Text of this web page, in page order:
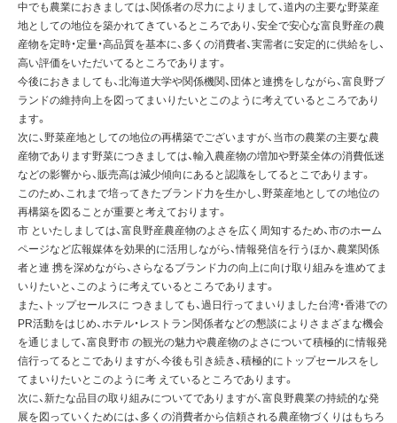
中でも農業におきましては、関係者の尽力によりまして、道内の主要な野菜産
地としての地位を築かれてきているところであり、安全で安心な富良野産の農
産物を定時・定量・高品質を基本に、多くの消費者、実需者に安定的に供給をし、
高い評価をいただいてるところであります。
今後におきましても、北海道大学や関係機関、団体と連携をしながら、富良野ブ
ランドの維持向上を図ってまいりたいとこのように考えているところであり
ます。
次に、野菜産地としての地位の再構築でございますが、当市の農業の主要な農
産物であります野菜につきましては、輸入農産物の増加や野菜全体の消費低迷
などの影響から、販売高は減少傾向にあると認識をしてるとこであります。
このため、これまで培ってきたブランド力を生かし、野菜産地としての地位の
再構築を図ることが重要と考えております。
市 といたしましては、富良野産農産物のよさを広く周知するため、市のホーム
ページなど広報媒体を効果的に活用しながら、情報発信を行うほか、農業関係
者と連 携を深めながら、さらなるブランド力の向上に向け取り組みを進めてま
いりたいと、このように考えているところであります。
また、トップセールスに つきましても、過日行ってまいりました台湾・香港での
PR活動をはじめ、ホテル・レストラン関係者などの懇談によりさまざまな機会
を通じまして、富良野市 の観光の魅力や農産物のよさについて積極的に情報発
信行ってるとこでありますが、今後も引き続き、積極的にトップセールスをし
てまいりたいとこのように考 えているところであります。
次に、新たな品目の取り組みについてでありますが、富良野農業の持続的な発
展を図っていくためには、多くの消費者から信頼される農産物づくりはもちろ